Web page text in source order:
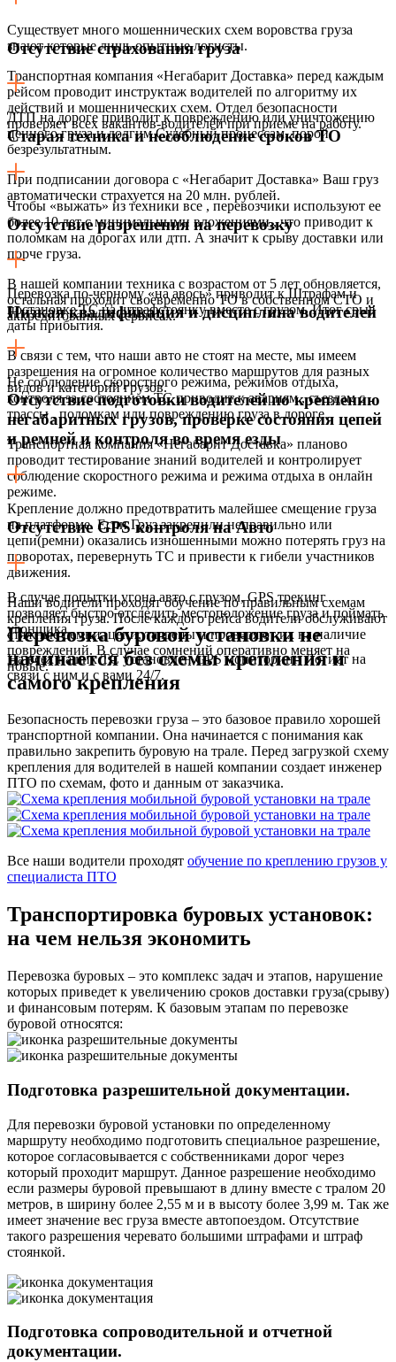
Существует много мошеннических схем воровства груза
знают которые лишь опытные логисты.
Транспортная компания «Негабарит Доставка» перед каждым
рейсом проводит инструктаж водителей по алгоритму их
действий и мошеннических схем. Отдел безопасности
проверяет всех вакантов-водителей при приеме на работу.
Отсутствие страхования груза
ДТП на дороге приводит к повреждению или уничтожению
ценного груза и долгим Судебный процессам, порой
безрезультатным.
При подписании договора с «Негабарит Доставка» Ваш груз
автоматически страхуется на 20 млн. рублей.
Старая техника и несоблюдение сроков ТО
Чтобы «выжать» из техники все , перевозчики используют ее
более 10 лет с минимальными вложениями,, что приводит к
поломкам на дорогах или дтп. А значит к срыву доставки или
порче груза.
В нашей компании техника с возрастом от 5 лет обновляется,
остальная проходит своевременно ТО в собственном СТО и
аккредитованных сервисах.
Отсутствие разрешения на перевозку
Перевозка по-черному «на авось» приводит к Штрафам и
постановке ТС на штрафстоянку вместе с грузом. Итог срыв
даты прибытия.
В связи с тем, что наши авто не стоят на месте, мы имеем
разрешения на огромное количество маршрутов для разных
видов и категорий грузов.
Низкая квалификация и дисциплина водителей
Не соблюдение скоростного режима, режимов отдыха,
контроля за состоянием ТС приводит к авариям , съездам с
трассы , поломкам или повреждению груза в дороге.
Транспортная компания «Негабарит Доставка» планово
проводит тестирование знаний водителей и контролирует
соблюдение скоростного режима и режима отдыха в онлайн
режиме.
Отсутствие подготовки водителей по креплению
негабаритных грузов, проверке состояния цепей
и ремней и контроля во время езды
Крепление должно предотвратить малейшее смещение груза
на платформе. Если Груз закрепили неправильно или
цепи(ремни) оказались изношенными можно потерять груз на
поворотах, перевернуть ТС и привести к гибели участников
движения.
Наши водители проходят обучение по правильным схемам
крепления груза. После каждого рейса водители обслуживают
стяжные ремни, цепи, талрепы и проверяют их на наличие
повреждений. В случае сомнений оперативно меняет на
новые.
Отсутствие GPS контроля на Авто
В случае попытки угона авто с грузом, GPS трекинг
позволяет быстро отследить местоположение груза и поймать
угонщика.
На всех наших ТС установлен GPS мониторинг. Логист на
связи с ним и с вами 24/7.
Перевозка буровой установки не
начинается без схемы крепления и
самого крепления
Безопасность перевозки груза – это базовое правило хорошей
транспортной компании. Она начинается с понимания как
правильно закрепить буровую на трале. Перед загрузкой схему
крепления для водителей в нашей компании создает инженер
ПТО по схемам, фото и данным от заказчика.
Все наши водители проходят обучение по креплению грузов у
специалиста ПТО
Транспортировка буровых установок:
на чем нельзя экономить
Перевозка буровых – это комплекс задач и этапов, нарушение
которых приведет к увеличению сроков доставки груза(срыву)
и финансовым потерям. К базовым этапам по перевозке
буровой относятся:
Подготовка разрешительной документации.
Для перевозки буровой установки по определенному
маршруту необходимо подготовить специальное разрешение,
которое согласовывается с собственниками дорог через
который проходит маршрут. Данное разрешение необходимо
если размеры буровой превышают в длину вместе с тралом 20
метров, в ширину более 2,55 м и в высоту более 3,99 м. Так же
имеет значение вес груза вместе автопоездом. Отсутствие
такого разрешения черевато большими штрафами и штраф
стоянкой.
Подготовка сопроводительной и отчетной
документации.